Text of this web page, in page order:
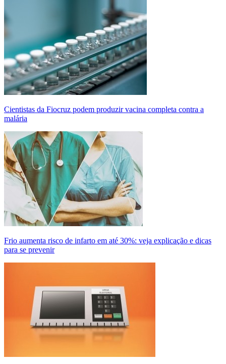
Cientistas da Fiocruz podem produzir vacina completa contra a
malária
Frio aumenta risco de infarto em até 30%: veja explicação e dicas
para se prevenir